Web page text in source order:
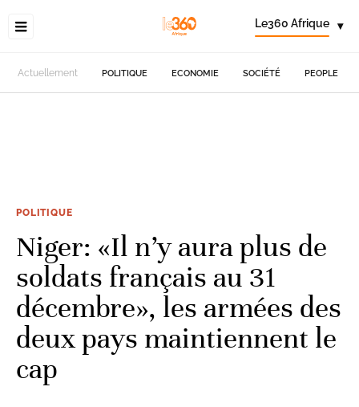
Le360 Afrique ▾
Actuellement POLITIQUE ECONOMIE SOCIÉTÉ PEOPLE
POLITIQUE
Niger: «Il n’y aura plus de
soldats français au 31
décembre», les armées des
deux pays maintiennent le
cap